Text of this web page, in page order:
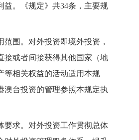
益。《规定》共34条，主要规
范围。对外投资即境外投资，
接或者间接获得其他国家（地
等相关权益的活动适用本规
澳台投资的管理参照本规定执
要求。对外投资工作贯彻总体